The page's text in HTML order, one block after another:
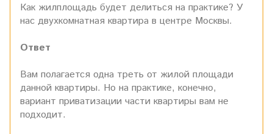
Как жилплощадь будет делиться на практике? У
нас двухкомнатная квартира в центре Москвы.
Ответ
Вам полагается одна треть от жилой площади
данной квартиры. Но на практике, конечно,
вариант приватизации части квартиры вам не
подходит.